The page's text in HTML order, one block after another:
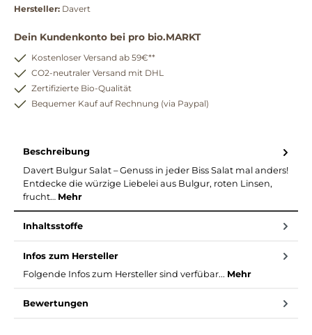
Hersteller: Davert
Dein Kundenkonto bei pro bio.MARKT
Kostenloser Versand ab 59€**
CO2-neutraler Versand mit DHL
Zertifizierte Bio-Qualität
Bequemer Kauf auf Rechnung (via Paypal)
Beschreibung
Davert Bulgur Salat – Genuss in jeder Biss Salat mal anders!
Entdecke die würzige Liebelei aus Bulgur, roten Linsen,
frucht… Mehr
Inhaltsstoffe
Infos zum Hersteller
Folgende Infos zum Hersteller sind verfübar... Mehr
Bewertungen